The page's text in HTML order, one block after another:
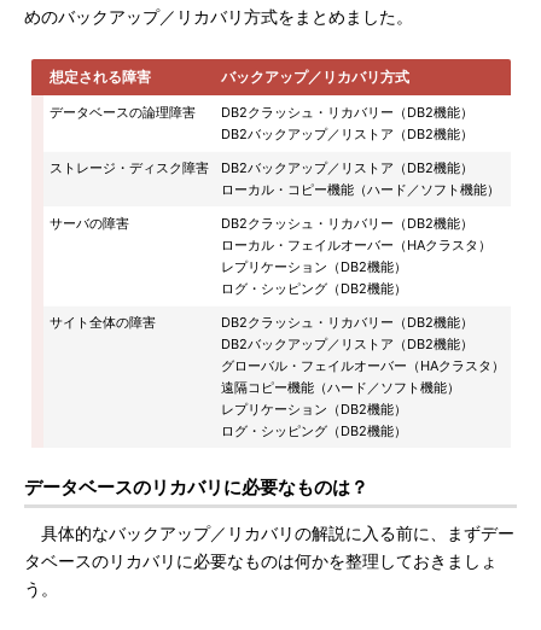
めのバックアップ／リカバリ方式をまとめました。
想定される障害 バックアップ／リカバリ方式
データベースの論理障害
DB2クラッシュ・リカバリー（DB2機能）
DB2バックアップ／リストア（DB2機能）
ストレージ・ディスク障害
DB2バックアップ／リストア（DB2機能）
ローカル・コピー機能（ハード／ソフト機能）
サーバの障害
DB2クラッシュ・リカバリー（DB2機能）
ローカル・フェイルオーバー（HAクラスタ）
レプリケーション（DB2機能）
ログ・シッピング（DB2機能）
サイト全体の障害
DB2クラッシュ・リカバリー（DB2機能）
DB2バックアップ／リストア（DB2機能）
グローバル・フェイルオーバー（HAクラスタ）
遠隔コピー機能（ハード／ソフト機能）
レプリケーション（DB2機能）
ログ・シッピング（DB2機能）
データベースのリカバリに必要なものは？
具体的なバックアップ／リカバリの解説に入る前に、まずデー
タベースのリカバリに必要なものは何かを整理しておきましょ
う。